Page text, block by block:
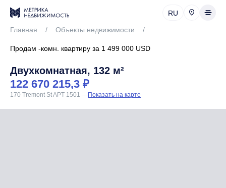
RU
Главная / Объекты недвижимости /
Продам -комн. квартиру за 1 499 000 USD
Двухкомнатная, 132 м²
122 670 215,3 ₽
170 Tremont St APT 1501 —Показать на карте